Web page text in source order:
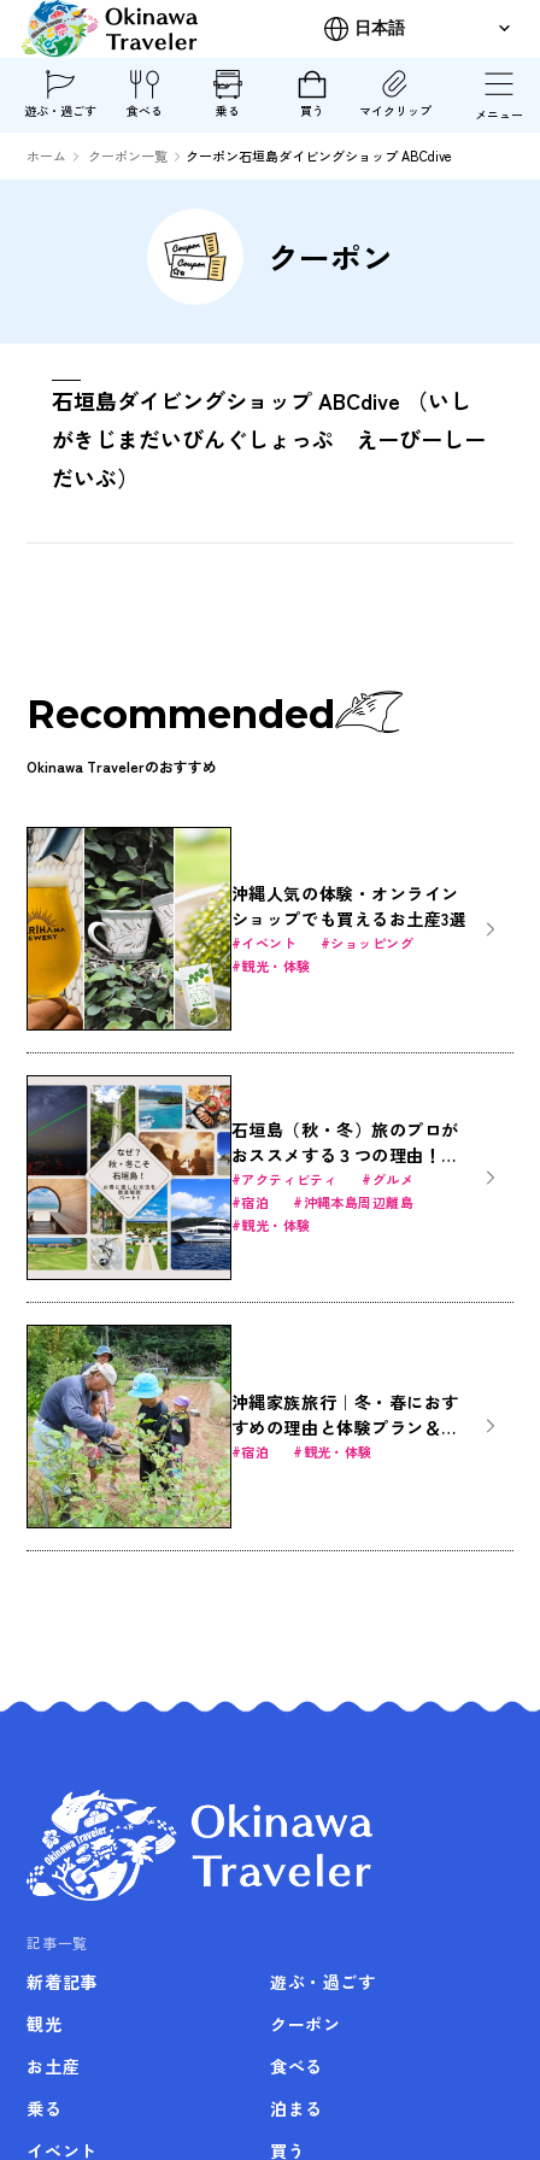
遊ぶ・過ごす 食べる 乗る 買う マイクリップ メニュー
ホーム クーポン一覧 クーポン石垣島ダイビングショップ ABCdive
クーポン
石垣島ダイビングショップ ABCdive （いし
がきじまだいびんぐしょっぷ えーびーしー
だいぶ）
Recommended
Okinawa Travelerのおすすめ
沖縄人気の体験・オンライン
ショップでも買えるお土産3選
イベント
ショッピング
観光・体験
石垣島（秋・冬）旅のプロが
おススメする３つの理由！
（1/4）～厳選の観光施設
編・体験アクティビティ編・
食事、お土産編を紹介～
アクティビティ
グルメ
宿泊
沖縄本島周辺離島
観光・体験
沖縄家族旅行｜冬・春におす
すめの理由と体験プラン＆お
得なファミリー商品
宿泊 観光・体験
記事一覧
新着記事
観光
お土産
乗る
イベント
遊ぶ・過ごす
クーポン
食べる
泊まる
買う